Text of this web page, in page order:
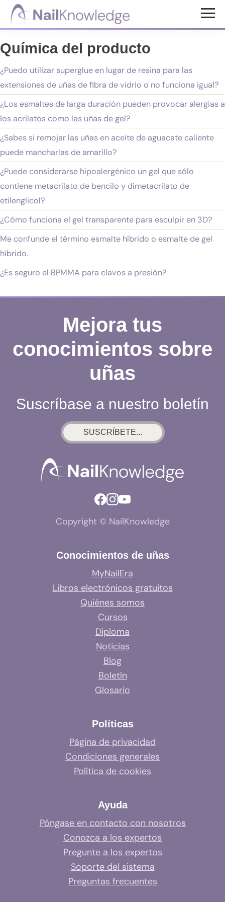
Saltar
principal
Saltar
de
página
Conocimientos
de
uñas
Química del producto
¿Puedo utilizar superglue en lugar de resina para las
extensiones de uñas de fibra de vidrio o no funciona igual?
¿Los esmaltes de larga duración pueden provocar alergias a
los acrilatos como las uñas de gel?
¿Sabes si remojar las uñas en aceite de aguacate caliente
puede mancharlas de amarillo?
¿Puede considerarse hipoalergénico un gel que sólo
contiene metacrilato de bencilo y dimetacrilato de
etilenglicol?
¿Cómo funciona el gel transparente para esculpir en 3D?
Me confunde el término esmalte híbrido o esmalte de gel
híbrido.
¿Es seguro el BPMMA para clavos a presión?
Mejora tus
conocimientos sobre
uñas
Suscríbase a nuestro boletín
SUSCRÍBETE...
Copyright © NailKnowledge
Conocimientos de uñas
MyNailEra
Libros electrónicos gratuitos
Quiénes somos
Cursos
Diploma
Noticias
Blog
Boletín
Glosario
Políticas
Página de privacidad
Condiciones generales
Política de cookies
Ayuda
Póngase en contacto con nosotros
Conozca a los expertos
Pregunte a los expertos
Soporte del sistema
Preguntas frecuentes